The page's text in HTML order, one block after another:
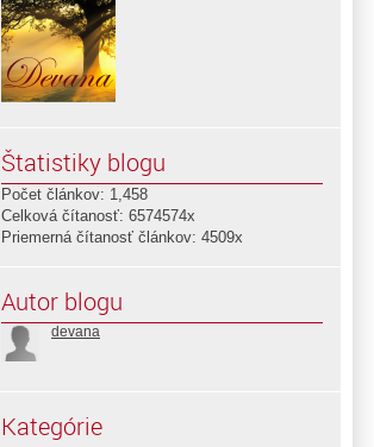
Štatistiky blogu
Počet článkov: 1,458
Celková čítanosť: 6574574x
Priemerná čítanosť článkov: 4509x
Autor blogu
devana
Kategórie